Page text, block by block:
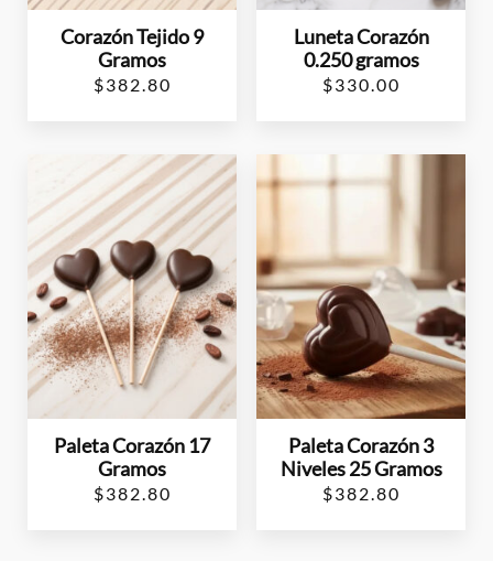
Corazón Tejido 9
Gramos
$382.80
Luneta Corazón
0.250 gramos
$330.00
Paleta Corazón 17
Gramos
$382.80
Paleta Corazón 3
Niveles 25 Gramos
$382.80